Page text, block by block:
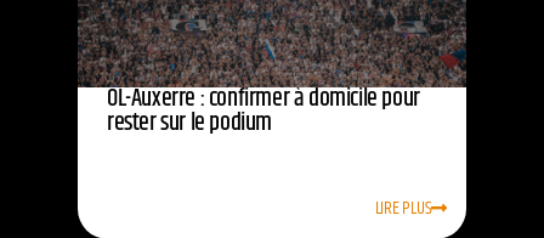
OL-Auxerre : confirmer à domicile pour
rester sur le podium
LIRE PLUS